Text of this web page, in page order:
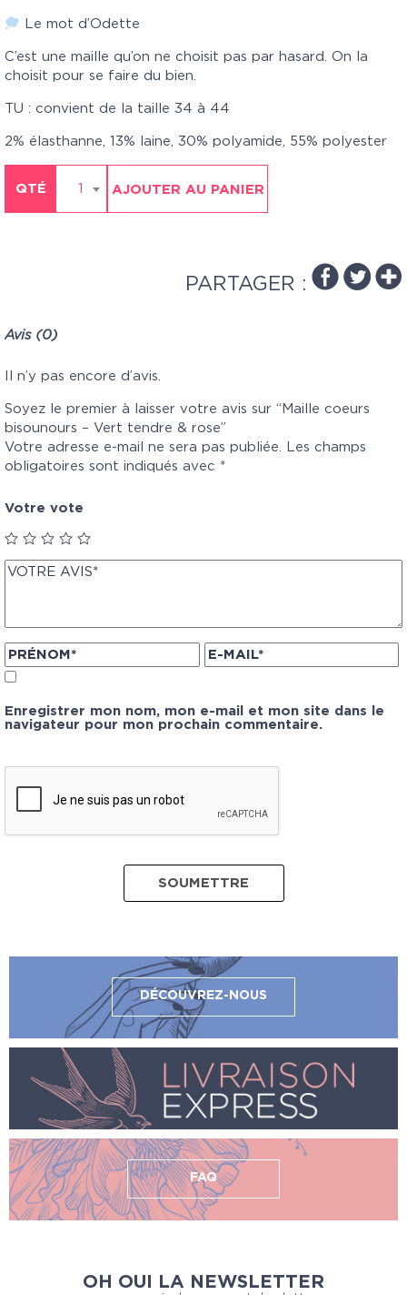
Le mot d’Odette
C’est une maille qu’on ne choisit pas par hasard. On la
choisit pour se faire du bien.
TU : convient de la taille 34 à 44
2% élasthanne, 13% laine, 30% polyamide, 55% polyester
QTÉ 1 AJOUTER AU PANIER
PARTAGER :
Avis (0)
Il n’y pas encore d’avis.
Soyez le premier à laisser votre avis sur “Maille coeurs
bisounours – Vert tendre & rose”
Votre adresse e-mail ne sera pas publiée. Les champs
obligatoires sont indiqués avec *
Votre vote
Enregistrer mon nom, mon e-mail et mon site dans le
navigateur pour mon prochain commentaire.
DÉCOUVREZ-NOUS
FAQ
OH OUI LA NEWSLETTER